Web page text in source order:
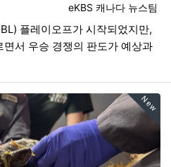
등록자
eKBS 캐나다 뉴스팀
플레이오프가 시작되었지만,
서 우승 경쟁의 판도가 예상과
New